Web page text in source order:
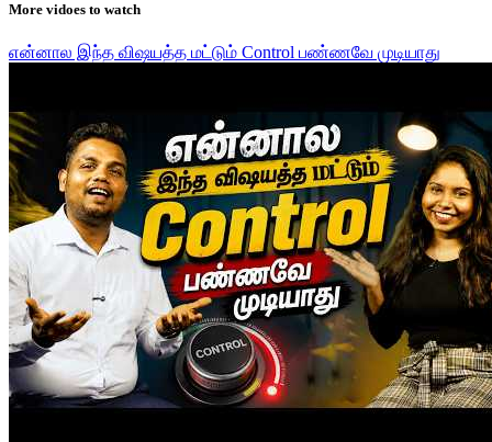
More vidoes to watch
என்னால இந்த விஷயத்த மட்டும் Control பண்ணவே முடியாது